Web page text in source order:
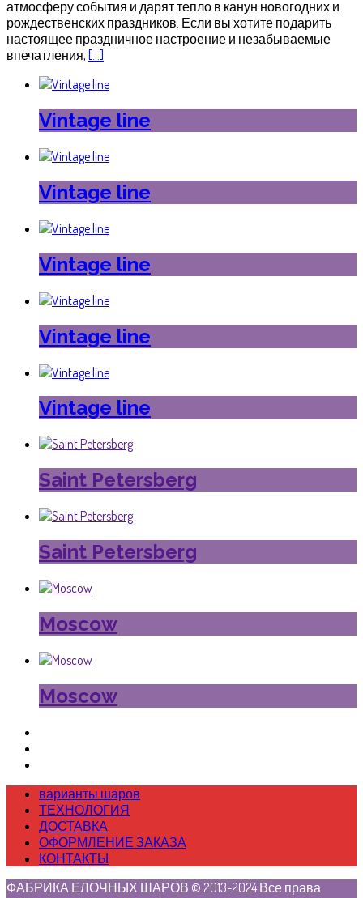
атмосферу события и дарят тепло в канун новогодних и
рождественских праздников. Если вы хотите подарить
настоящее праздничное настроение и незабываемые
впечатления, […]
Vintage line
Vintage line
Vintage line
Vintage line
Vintage line
Saint Petersberg
Saint Petersberg
Moscow
Moscow
варианты шаров
ТЕХНОЛОГИЯ
ДОСТАВКА
ОФОРМЛЕНИЕ ЗАКАЗА
КОНТАКТЫ
ФАБРИКА ЕЛОЧНЫХ ШАРОВ © 2013-2024 Все права